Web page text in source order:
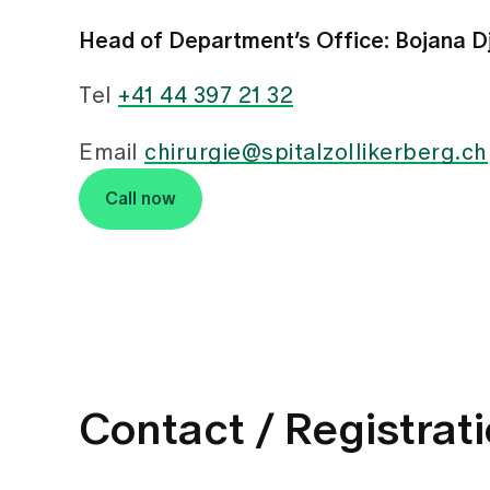
Head of Department’s Office: Bojana
Tel +41 44 397 21 32
Email chirurgie@spitalzollikerberg.ch
Call now
Contact /